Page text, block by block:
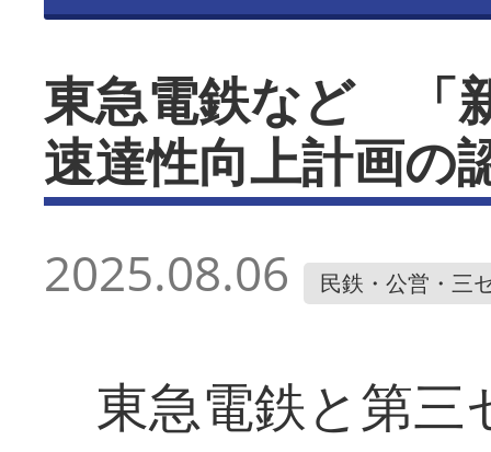
東急電鉄など 「
速達性向上計画の
2025.08.06 民鉄・公営・三
東急電鉄と第三